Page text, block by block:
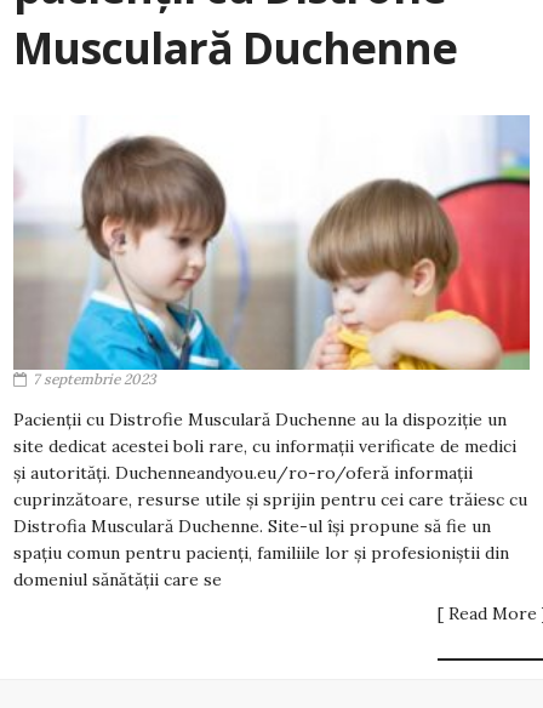
Musculară Duchenne
7 septembrie 2023
Pacienții cu Distrofie Musculară Duchenne au la dispoziție un
site dedicat acestei boli rare, cu informații verificate de medici
și autorități. Duchenneandyou.eu/ro-ro/oferă informații
cuprinzătoare, resurse utile și sprijin pentru cei care trăiesc cu
Distrofia Musculară Duchenne. Site-ul își propune să fie un
spațiu comun pentru pacienți, familiile lor și profesioniștii din
domeniul sănătății care se
[ Read More